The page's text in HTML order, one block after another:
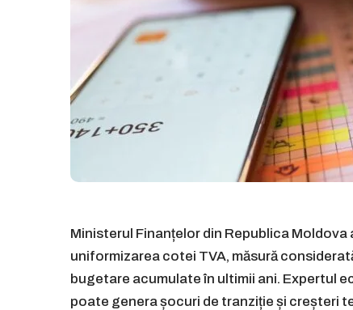
Ministerul Finanțelor din Republica
uniformizarea cotei TVA, măsură
bugetare acumulate în ultimii ani. Expertul
poate genera șocuri de tranziție și creșteri